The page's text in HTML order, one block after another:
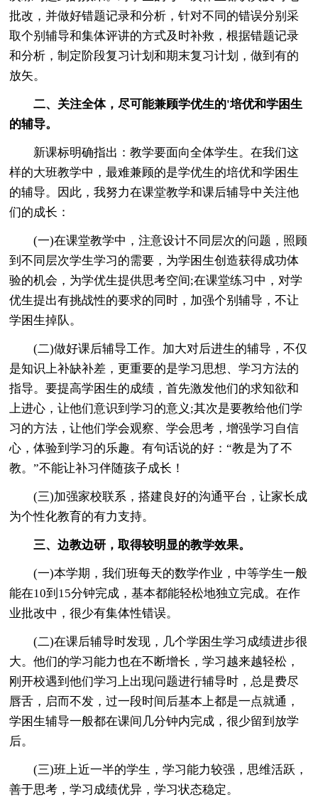
批改，并做好错题记录和分析，针对不同的错误分别采
取个别辅导和集体评讲的方式及时补救，根据错题记录
和分析，制定阶段复习计划和期末复习计划，做到有的
放矢。
二、关注全体，尽可能兼顾学优生的'培优和学困生
的辅导。
新课标明确指出：教学要面向全体学生。在我们这
样的大班教学中，最难兼顾的是学优生的培优和学困生
的辅导。因此，我努力在课堂教学和课后辅导中关注他
们的成长：
(一)在课堂教学中，注意设计不同层次的问题，照顾
到不同层次学生学习的需要，为学困生创造获得成功体
验的机会，为学优生提供思考空间;在课堂练习中，对学
优生提出有挑战性的要求的同时，加强个别辅导，不让
学困生掉队。
(二)做好课后辅导工作。加大对后进生的辅导，不仅
是知识上补缺补差，更重要的是学习思想、学习方法的
指导。要提高学困生的成绩，首先激发他们的求知欲和
上进心，让他们意识到学习的意义;其次是要教给他们学
习的方法，让他们学会观察、学会思考，增强学习自信
心，体验到学习的乐趣。有句话说的好：“教是为了不
教。”不能让补习伴随孩子成长！
(三)加强家校联系，搭建良好的沟通平台，让家长成
为个性化教育的有力支持。
三、边教边研，取得较明显的教学效果。
(一)本学期，我们班每天的数学作业，中等学生一般
能在10到15分钟完成，基本都能轻松地独立完成。在作
业批改中，很少有集体性错误。
(二)在课后辅导时发现，几个学困生学习成绩进步很
大。他们的学习能力也在不断增长，学习越来越轻松，
刚开校遇到他们学习上出现问题进行辅导时，总是费尽
唇舌，启而不发，过一段时间后基本上都是一点就通，
学困生辅导一般都在课间几分钟内完成，很少留到放学
后。
(三)班上近一半的学生，学习能力较强，思维活跃，
善于思考，学习成绩优异，学习状态稳定。